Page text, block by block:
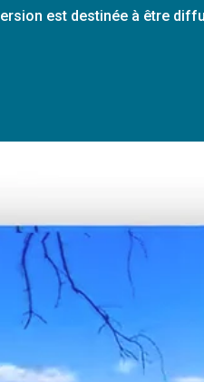
est destinée à être